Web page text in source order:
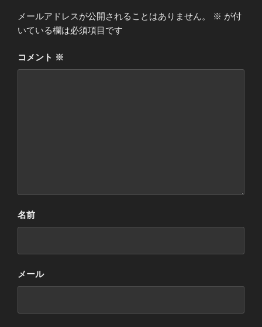
メールアドレスが公開されることはありません。 ※ が付
いている欄は必須項目です
コメント ※
名前
メール